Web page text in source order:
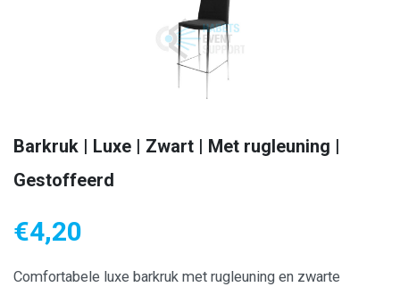
Barkruk | Luxe | Zwart | Met rugleuning |
Gestoffeerd
€4,20
Comfortabele luxe barkruk met rugleuning en zwarte